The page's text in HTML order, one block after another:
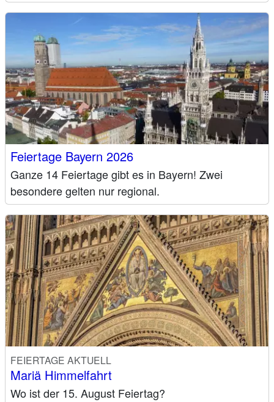
Feiertage Bayern 2026
Ganze 14 Feiertage gibt es in Bayern! Zwei
besondere gelten nur regional.
FEIERTAGE AKTUELL
Mariä Himmelfahrt
Wo ist der 15. August Feiertag?